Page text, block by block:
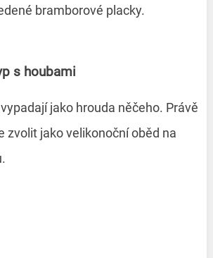
bramborové placky.
s houbami
jako hrouda něčeho. Právě
zvolit jako velikonoční oběd na